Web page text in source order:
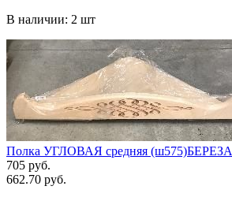
В наличии: 2 шт
Полка УГЛОВАЯ средняя (ш575)БЕРЕЗА
705 руб.
662.70 руб.